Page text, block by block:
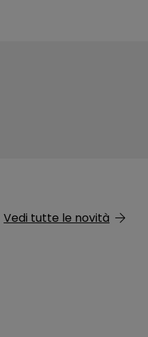
Vedi tutte le novità